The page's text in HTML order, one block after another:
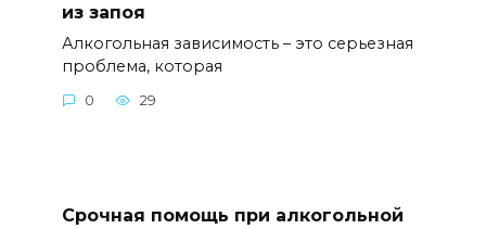
из запоя
Алкогольная зависимость – это серьезная
проблема, которая
0 29
Срочная помощь при алкогольной